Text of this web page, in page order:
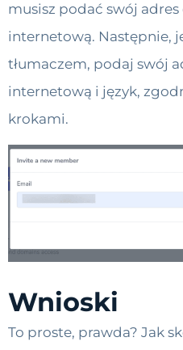
musisz podać swój
internetową. Następnie,
tłumaczem, podaj swój
internetową i język,
krokami.
Wnioski
To proste, prawda? Jak